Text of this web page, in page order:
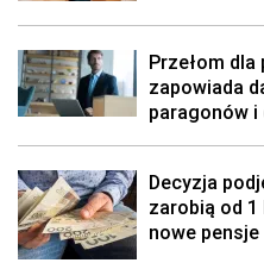
Przełom
zapowiada
paragonów i
Decyzja
zarobią od
nowe